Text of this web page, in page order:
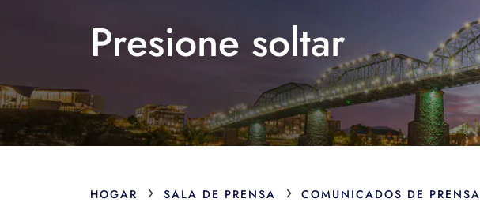
Presione soltar
HOGAR › SALA DE PRENSA › COMUNICADOS DE PRENSA